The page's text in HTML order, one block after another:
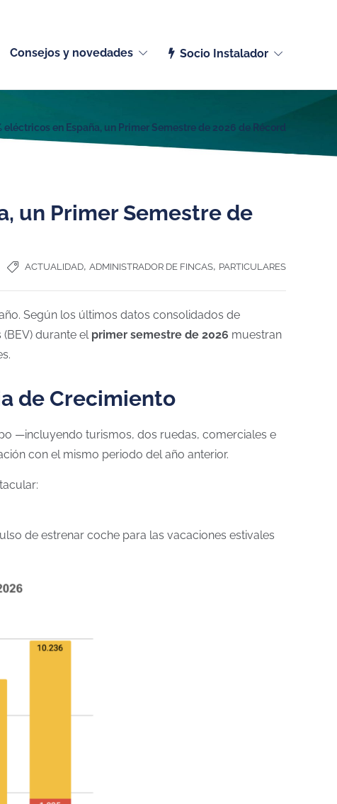
Consejos y novedades Socio Instalador
en España, un Primer Semestre de 2026 de Récord
un Primer Semestre de
ACTUALIDAD, ADMINISTRADOR DE FINCAS, PARTICULARES
Según los últimos datos consolidados de
durante el primer semestre de 2026 muestran
de Crecimiento
—incluyendo turismos, dos ruedas, comerciales e
con el mismo periodo del año anterior.
de estrenar coche para las vacaciones estivales